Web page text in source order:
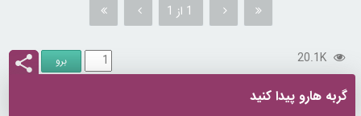
1 از 1
20.1K
گربه هارو پیدا کنید